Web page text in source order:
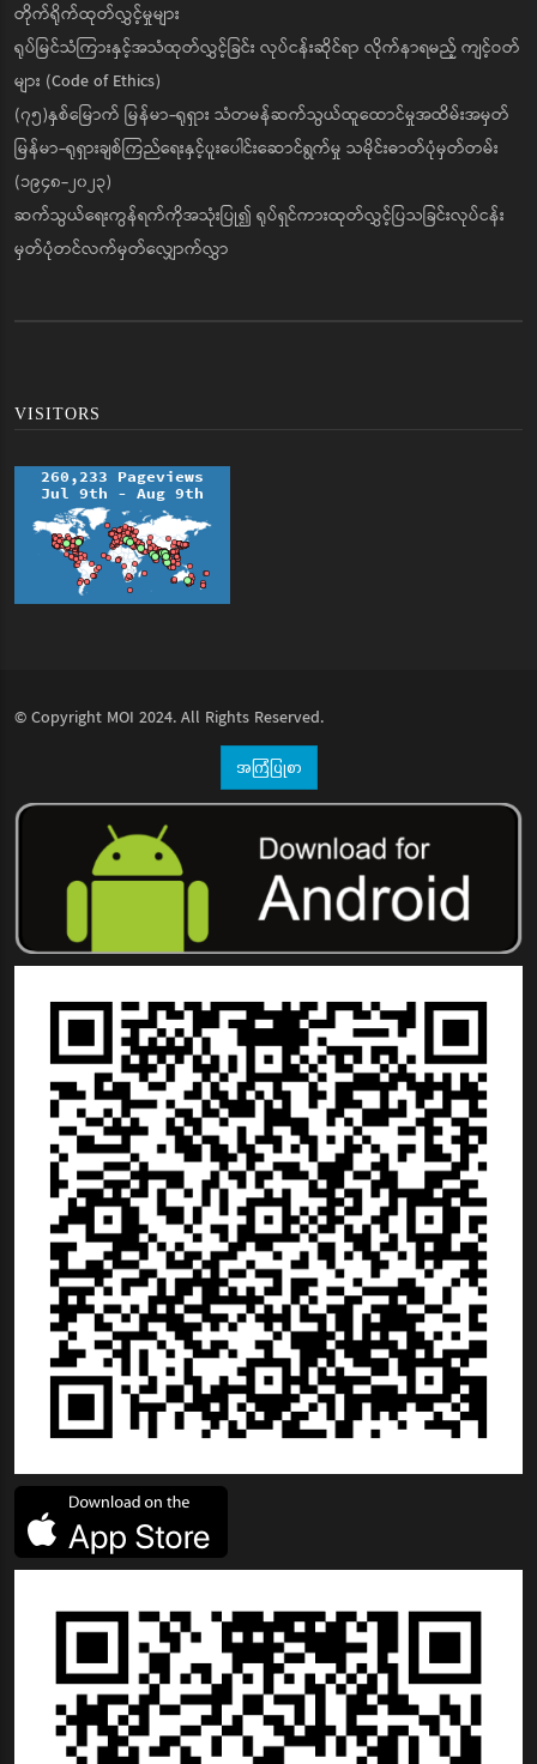
တိုက်ရိုက်ထုတ်လွှင့်မှုများ
ရုပ်မြင်သံကြားနှင့်အသံထုတ်လွှင့်ခြင်း လုပ်ငန်းဆိုင်ရာ လိုက်နာရမည့် ကျင့်ဝတ်
များ (Code of Ethics)
(၇၅)နှစ်မြောက် မြန်မာ-ရုရှား သံတမန်ဆက်သွယ်ထူထောင်မှုအထိမ်းအမှတ်
မြန်မာ-ရုရှားချစ်ကြည်ရေးနှင့်ပူးပေါင်းဆောင်ရွက်မှု သမိုင်းဓာတ်ပုံမှတ်တမ်း
(၁၉၄၈-၂၀၂၃)
ဆက်သွယ်ရေးကွန်ရက်ကိုအသုံးပြု၍ ရုပ်ရှင်ကားထုတ်လွှင့်ပြသခြင်းလုပ်ငန်း
မှတ်ပုံတင်လက်မှတ်လျှောက်လွှာ
VISITORS
© Copyright MOI 2024. All Rights Reserved.
အကြံပြုစာ